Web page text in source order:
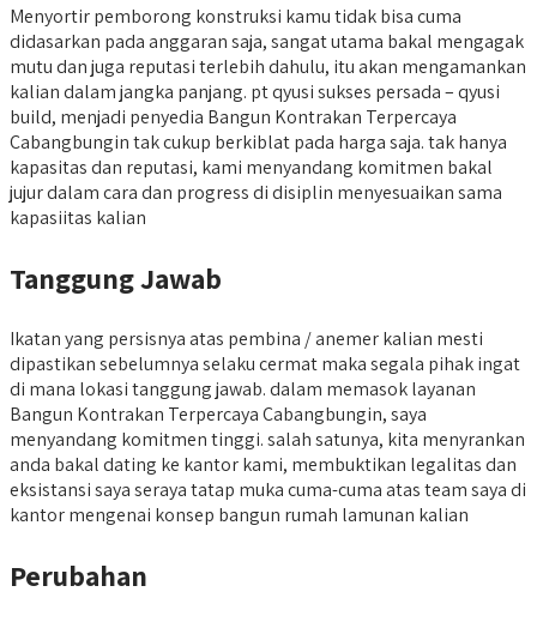
Menyortir pemborong konstruksi kamu tidak bisa cuma
didasarkan pada anggaran saja, sangat utama bakal mengagak
mutu dan juga reputasi terlebih dahulu, itu akan mengamankan
kalian dalam jangka panjang. pt qyusi sukses persada – qyusi
build, menjadi penyedia Bangun Kontrakan Terpercaya
Cabangbungin tak cukup berkiblat pada harga saja. tak hanya
kapasitas dan reputasi, kami menyandang komitmen bakal
jujur dalam cara dan progress di disiplin menyesuaikan sama
kapasiitas kalian
Tanggung Jawab
Ikatan yang persisnya atas pembina / anemer kalian mesti
dipastikan sebelumnya selaku cermat maka segala pihak ingat
di mana lokasi tanggung jawab. dalam memasok layanan
Bangun Kontrakan Terpercaya Cabangbungin, saya
menyandang komitmen tinggi. salah satunya, kita menyrankan
anda bakal dating ke kantor kami, membuktikan legalitas dan
eksistansi saya seraya tatap muka cuma-cuma atas team saya di
kantor mengenai konsep bangun rumah lamunan kalian
Perubahan